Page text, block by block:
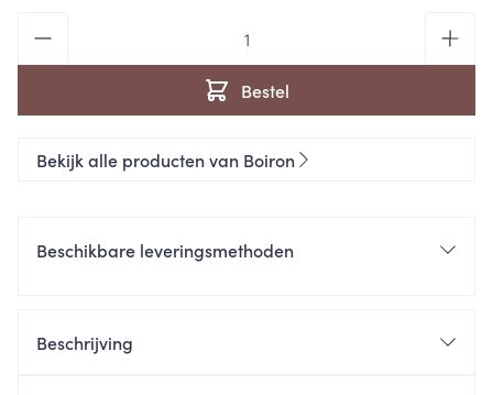
Bestel
Bekijk alle producten van Boiron
Beschikbare leveringsmethoden
Beschrijving